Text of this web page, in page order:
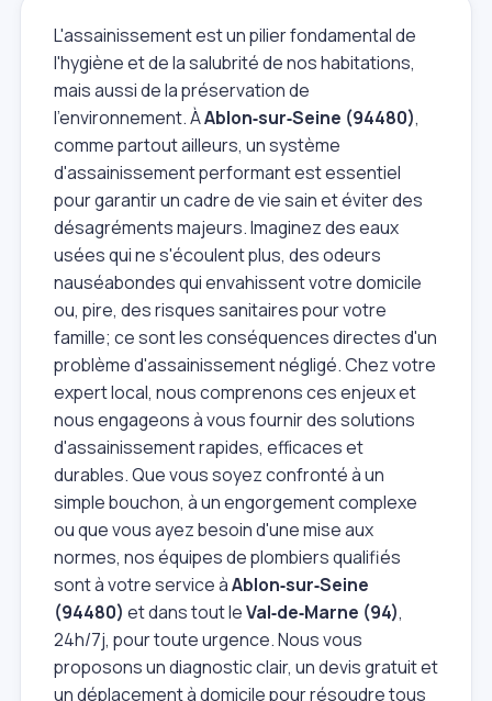
L'assainissement est un pilier fondamental de
l'hygiène et de la salubrité de nos habitations,
mais aussi de la préservation de
l'environnement. ÀAblon‑sur‑Seine (94480),
comme partout ailleurs, un système
d'assainissement performant est essentiel
pour garantir un cadre de vie sain et éviter des
désagréments majeurs. Imaginez des eaux
usées qui ne s'écoulent plus, des odeurs
nauséabondes qui envahissent votre domicile
ou, pire, des risques sanitaires pour votre
famille; ce sont les conséquences directes d'un
problème d'assainissement négligé. Chez votre
expert local, nous comprenons ces enjeux et
nous engageons à vous fournir des solutions
d'assainissement rapides, efficaces et
durables. Que vous soyez confronté à un
simple bouchon, à un engorgement complexe
ou que vous ayez besoin d'une mise aux
normes, nos équipes de plombiers qualifiés
sont à votre service àAblon‑sur‑Seine
(94480) et dans tout leVal‑de‑Marne (94),
24h/7j, pour toute urgence. Nous vous
proposons un diagnostic clair, un devis gratuit et
un déplacement à domicile pour résoudre tous